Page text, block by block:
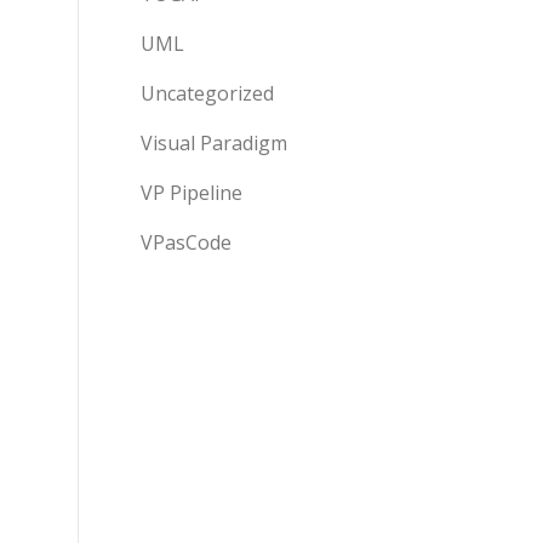
UML
Uncategorized
Visual Paradigm
VP Pipeline
VPasCode